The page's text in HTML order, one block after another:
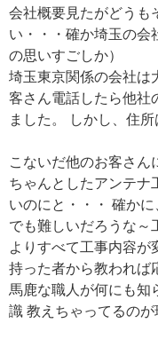
会社概要見たがどうも
い・・・確か埼玉の会
の思いすごしか）
埼玉東京関係の会社は
客さん電話したら他社
ました。 しかし、住
こないだ他のお客さん
ちゃんとしたアンテナ
いのにと・・・ 確かに
でも難しいだろうな～
よりすべて工事内容が
持った者から教われば
馬鹿な職人が何にも知
識 教えちゃってるのが